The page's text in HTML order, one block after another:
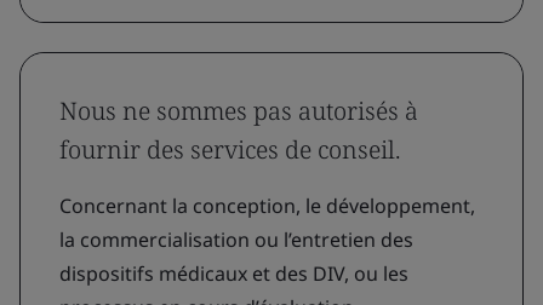
Nous ne sommes pas autorisés à
fournir des services de conseil.
Concernant la conception, le développement,
la commercialisation ou l’entretien des
dispositifs médicaux et des DIV, ou les